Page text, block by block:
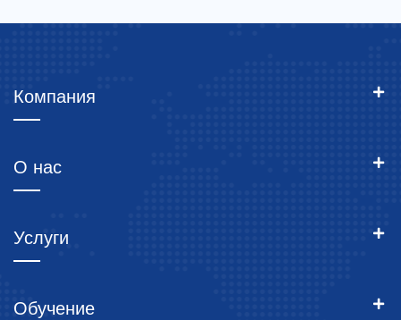
Компания
О нас
Услуги
Обучение